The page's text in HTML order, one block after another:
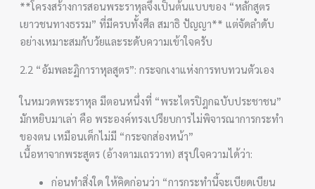
**โครงสร้างการสอนพระราหุลจึงเป็นต้นแบบของ “หลักสูตร
เยาวชนทางธรรม” ที่มีครบทั้งศีล สมาธิ ปัญญา** แต่จัดลำดับ
อย่างเหมาะสมกับวัยและระดับความเข้าใจครับ
2.2 “อัมพละฏิการาหุลสูตร”: กระจกเงาแห่งการทบทวนตัวเอง
ในหมวดพระราหุล มีตอนหนึ่งที่ “พระไตรปิฎกฉบับประชาชน”
มักหยิบมาเล่า คือ พระองค์ทรงเปรียบการไม่พิจารณาการกระทำ
ของตน เหมือนเด็กไม่มี “กระจกส่องหน้า”
เนื้อหาจากพระสูตร (อ้างตามเถรวาท) สรุปใจความได้ว่า:
ก่อนทำสิ่งใด ให้คิดก่อนว่า “การกระทำนี้จะเบียดเบียน